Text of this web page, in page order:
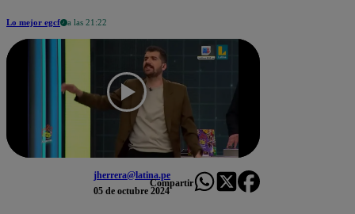
Lo mejor egcf a las 21:22
jherrera@latina.pe
05 de octubre 2024
Compartir